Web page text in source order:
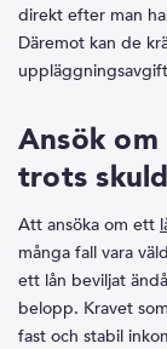
direkt efter man
Däremot kan de
Ansök
trots
Att ansöka om ett
många fall vara
ett lån beviljat
belopp. Kravet
fast och stabil